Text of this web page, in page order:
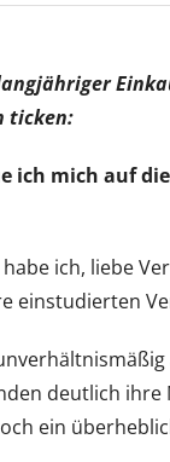
ticken:
ich mich auf
ich, liebe
einstudierten
deutlich
ein